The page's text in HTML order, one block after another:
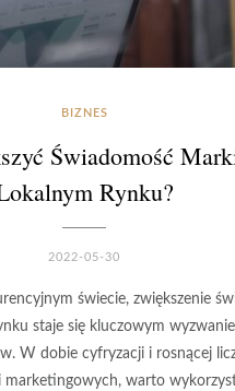
BIZNES
Świadomość
Rynku?
2022-05-30
świecie, zwiększenie
staje się kluczowym
W dobie cyfryzacji i rosnącej
marketingowych, warto